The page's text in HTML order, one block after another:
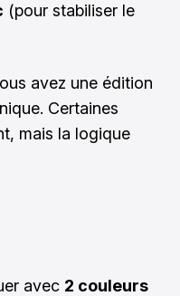
(pour stabiliser le
avez une édition
Certaines
mais la logique
avec 2 couleurs